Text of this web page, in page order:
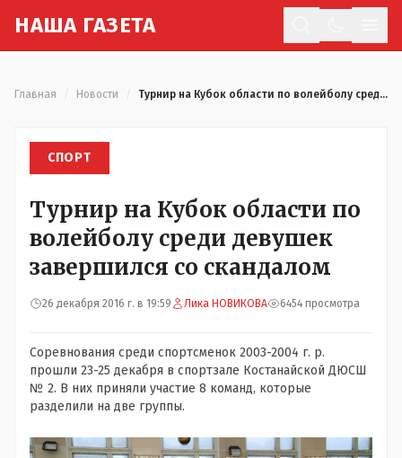
НАША ГАЗЕТА
Главная Новости Турнир на Кубок области по волейболу среди девушек завершился со скандалом
СПОРТ
Турнир на Кубок области по
волейболу среди девушек
завершился со скандалом
26 декабря 2016 г. в 19:59 Лика НОВИКОВА 6454 просмотра
Соревнования среди спортсменок 2003-2004 г. р.
прошли 23-25 декабря в спортзале Костанайской ДЮСШ
№ 2. В них приняли участие 8 команд, которые
разделили на две группы.